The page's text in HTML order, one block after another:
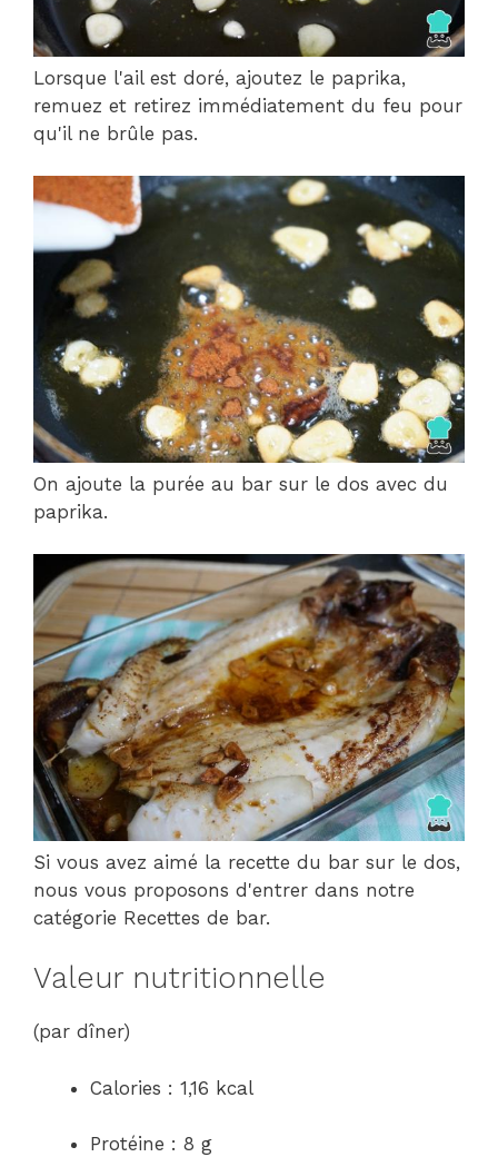
Lorsque l'ail est doré, ajoutez le paprika,
remuez et retirez immédiatement du feu pour
qu'il ne brûle pas.
On ajoute la purée au bar sur le dos avec du
paprika.
Si vous avez aimé la recette du bar sur le dos,
nous vous proposons d'entrer dans notre
catégorie Recettes de bar.
Valeur nutritionnelle
(par dîner)
Calories : 1,16 kcal
Protéine : 8 g